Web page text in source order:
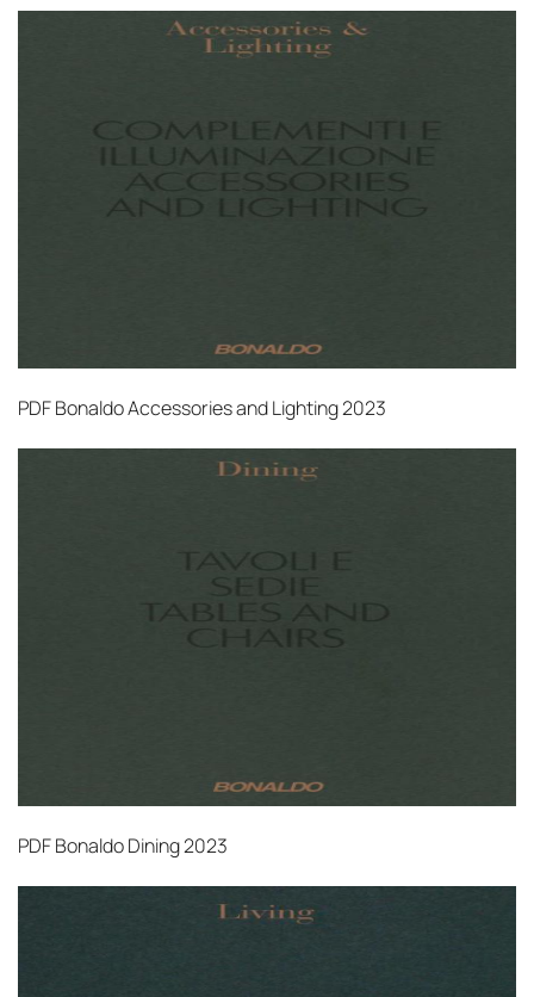
PDFBonaldo Accessories and Lighting 2023
PDFBonaldo Dining 2023